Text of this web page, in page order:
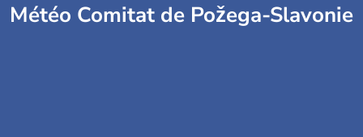
Météo Comitat de Požega-Slavonie